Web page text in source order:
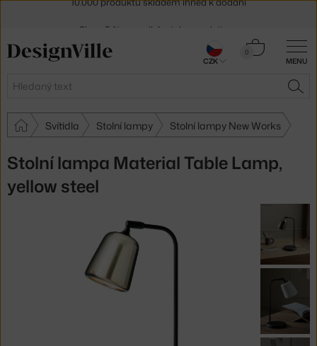
MENU
Hledat
0
Košík
Svítidla Stolní lampy Stolní lampy New Works
Stolní lampa Material Table Lamp,
yellow steel
30 dní na vrácení zboží
CZK